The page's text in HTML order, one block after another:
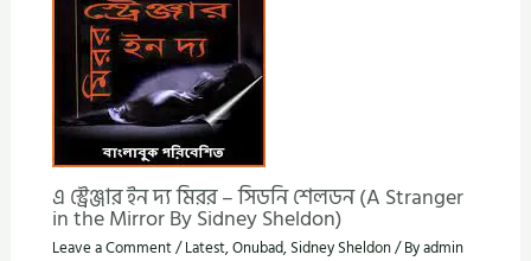
এ স্ট্রেঞ্জার ইন দ্য মিরর – সিডনি শেলডন (A Stranger
in the Mirror By Sidney Sheldon)
Leave a Comment/Latest,Onubad, Sidney Sheldon/ Byadmin